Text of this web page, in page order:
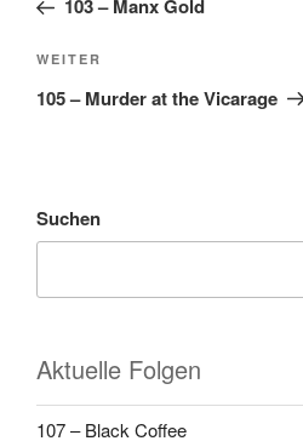
103 – Manx Gold
Nächster
Beitrag
WEITER
105 – Murder at the Vicarage
Suchen
Aktuelle Folgen
107 – Black Coffee